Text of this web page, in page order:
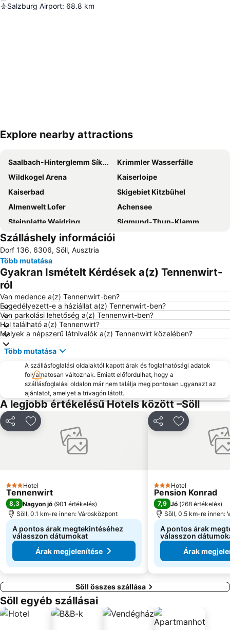
Salzburg Airport: 68.8 km
Nagy méretű térkép
Explore nearby attractions
Saalbach-Hinterglemm Síközpont
Krimmler Wasserfälle
Wildkogel Arena
Kaiserloipe
Kaiserbad
Skigebiet Kitzbühel
Almenwelt Lofer
Achensee
Steinplatte Waidring
Sigmund-Thun-Klamm
Weißsee Gletscherwelt
Bahnhof Zell am See
Bikepark
Erlebnisschwimmbad Schwaz
New Palace and Park Herrenchiemsee
Freizeitzentrum
Sport- und Freizeitzentrum Optimum
Szálláshely információi
Dorf 136, 6306, Söll, Ausztria
Több mutatása
Gyakran Ismételt Kérdések a(z) Tennenwirt-
ról
Van medence a(z) Tennenwirt-ben?
Engedélyezett-e a háziállat a(z) Tennenwirt-ben?
Van parkolási lehetőség a(z) Tennenwirt-ben?
Hol található a(z) Tennenwirt?
Melyek a népszerű látnivalók a(z) Tennenwirt közelében?
Több mutatása
A szállásfoglalási oldalaktól kapott árak és foglalhatósági adatok
folyamatosan változnak. Emiatt előfordulhat, hogy a
szállásfoglalási oldalon már nem találja meg pontosan ugyanazt az
ajánlatot, amelyet a trivagón látott.
A legjobb értékelésű Hotels között –Söll
MegosztásHozzáadás a kedvencekhez
3 Kategória
Hotel
Tennenwirt
8,3 Nagyon jó (901 értékelés)
Söll, 0.1 km-re innen: Városközpont
A pontos árak megtekintéséhez
válasszon dátumokat
Árak megjelenítése
MegosztásHozzáadás
3 Kategória
Hotel
Pension Konrad
7,9 Jó (268 értékelés)
Söll, 0.5 km-re innen:
A pontos árak
válasszon
Árak
Söll összes szállása
Söll egyéb szállásai